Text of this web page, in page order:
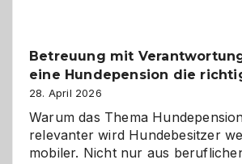
Betreuung mit
eine Hundepension die
28. April 2026
Warum das Thema
relevanter wird Hundebesitzer
mobiler. Nicht nur aus